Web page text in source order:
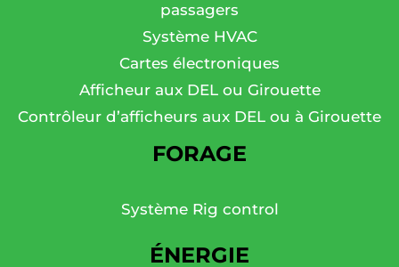
passagers
Système HVAC
Cartes électroniques
Afficheur aux DEL ou Girouette
Contrôleur d’afficheurs aux DEL ou à Girouette
FORAGE
Système Rig control
ÉNERGIE